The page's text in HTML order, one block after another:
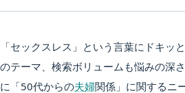
「セックスレス」という言葉にドキッ
のテーマ、検索ボリュームも悩みの深
に「50代からの夫婦関係」に関するニ